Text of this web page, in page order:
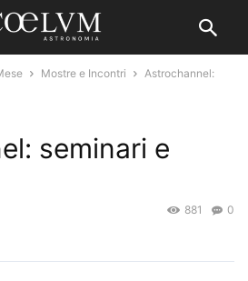
Mostre e Incontri
Astrochannel:
seminari e
0
881